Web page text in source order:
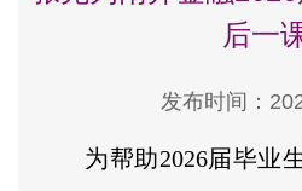
后一
发布时间：
为帮助2026届毕业